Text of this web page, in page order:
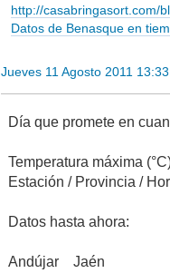
http://casabringasort.com/
Datos de Benasque en
Jueves 11 Agosto 2011
Día que promete en
Temperatura máxima
Estación / Provincia /
Datos hasta ahora:
Andújar